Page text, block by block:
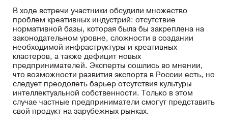
В ходе встречи участники обсудили множество
проблем креативных индустрий: отсутствие
нормативной базы, которая была бы закреплена на
законодательном уровне, сложности в создании
необходимой инфраструктуры и креативных
кластеров, а также дефицит новых
предпринимателей. Эксперты сошлись во мнении,
что возможности развития экспорта в России есть, но
следует преодолеть барьер отсутствия культуры
интеллектуальной собственности. Только в этом
случае частные предприниматели смогут представить
свой продукт на зарубежных рынках.